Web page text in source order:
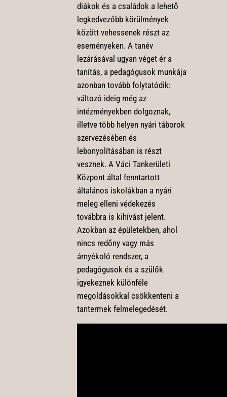
diákok és a családok a lehető
legkedvezőbb körülmények
között vehessenek részt az
eseményeken. A tanév
lezárásával ugyan véget ér a
tanítás, a pedagógusok munkája
azonban tovább folytatódik:
változó ideig még az
intézményekben dolgoznak,
illetve több helyen nyári táborok
szervezésében és
lebonyolításában is részt
vesznek. A Váci Tankerületi
Központ által fenntartott
általános iskolákban a nyári
meleg elleni védekezés
továbbra is kihívást jelent.
Azokban az épületekben, ahol
nincs redőny vagy más
árnyékoló rendszer, a
pedagógusok és a szülők
igyekeznek különféle
megoldásokkal csökkenteni a
tantermek felmelegedését.